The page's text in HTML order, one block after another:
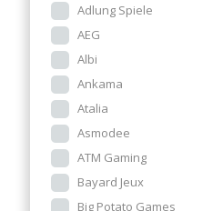
Adlung Spiele
AEG
Albi
Ankama
Atalia
Asmodee
ATM Gaming
Bayard Jeux
Big Potato Games